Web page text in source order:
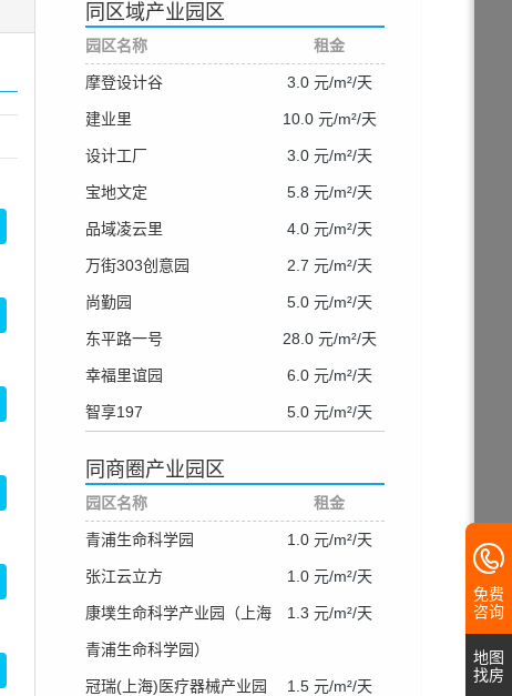
同区域产业园区
园区名称 租金
摩登设计谷 3.0 元/m²/天
建业里 10.0 元/m²/天
设计工厂 3.0 元/m²/天
宝地文定 5.8 元/m²/天
品域凌云里 4.0 元/m²/天
万街303创意园 2.7 元/m²/天
尚勤园 5.0 元/m²/天
东平路一号 28.0 元/m²/天
幸福里谊园 6.0 元/m²/天
智享197 5.0 元/m²/天
同商圈产业园区
园区名称 租金
青浦生命科学园 1.0 元/m²/天
张江云立方 1.0 元/m²/天
康墣生命科学产业园（上海
青浦生命科学园）
1.3 元/m²/天
冠瑞(上海)医疗器械产业园 1.5 元/m²/天
免费
咨询
地图
找房